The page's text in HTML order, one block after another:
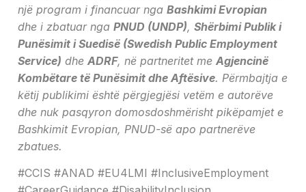
një program i financuar nga Bashkimi Evropian
dhe i zbatuar nga PNUD (UNDP), Shërbimi Publik i
Punësimit i Suedisë (Swedish Public Employment
Service) dhe ADRF, në partneritet me Agjencinë
Kombëtare të Punësimit dhe Aftësive. Përmbajtja e
këtij publikimi është përgjegjësi vetëm e autorëve
dhe nuk pasqyron domosdoshmërisht pikëpamjet e
Bashkimit Evropian, PNUD-së apo partnerëve
zbatues.
#CCIS #ANAD #EU4LMI #InclusiveEmployment